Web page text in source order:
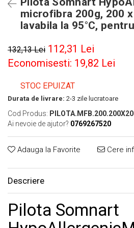
microfibra 200g, 200
lavabila la 95°C,
132,13 Lei 112,31 Lei
Economisesti: 19,82 Lei
STOC EPUIZAT
Durata de livrare: 2-3 zile lucratoare
Cod Produs:
Ai nevoie de ajutor? 0769267520
Adauga la Favorite Cere
Descriere
Pilota Somnart